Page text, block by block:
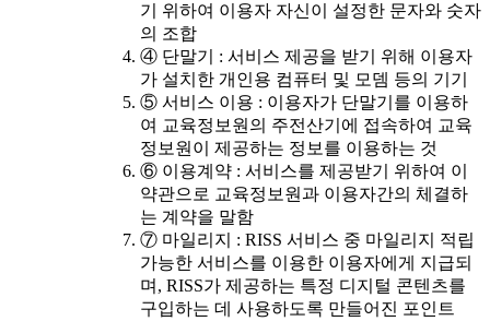
기 위하여 이용자 자신이 설정한 문자와 숫자
의 조합
④ 단말기 : 서비스 제공을 받기 위해 이용자
가 설치한 개인용 컴퓨터 및 모뎀 등의 기기
⑤ 서비스 이용 : 이용자가 단말기를 이용하
여 교육정보원의 주전산기에 접속하여 교육
정보원이 제공하는 정보를 이용하는 것
⑥ 이용계약 : 서비스를 제공받기 위하여 이
약관으로 교육정보원과 이용자간의 체결하
는 계약을 말함
⑦ 마일리지 : RISS 서비스 중 마일리지 적립
가능한 서비스를 이용한 이용자에게 지급되
며, RISS가 제공하는 특정 디지털 콘텐츠를
구입하는 데 사용하도록 만들어진 포인트